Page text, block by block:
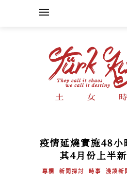
疫情延燒實施48小
其4月份上半
專欄 新聞探討 時事 淺談新